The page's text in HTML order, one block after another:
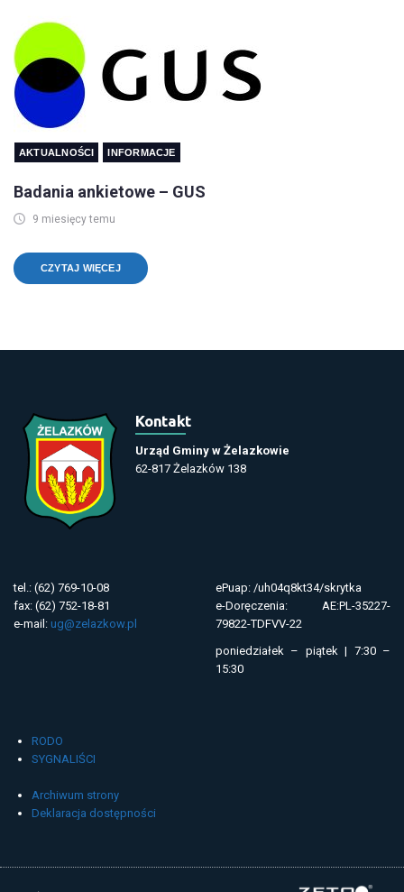
AKTUALNOŚCI INFORMACJE
Badania ankietowe – GUS
9 miesięcy temu
CZYTAJ WIĘCEJ
Kontakt
Urząd Gminy w Żelazkowie
62-817 Żelazków 138
tel.: (62) 769-10-08
fax: (62) 752-18-81
e-mail: ug@zelazkow.pl
ePuap: /uh04q8kt34/skrytka
e-Doręczenia: AE:PL-35227-
79822-TDFVV-22
poniedziałek – piątek | 7:30 –
15:30
RODO
SYGNALIŚCI
Archiwum strony
Deklaracja dostępności